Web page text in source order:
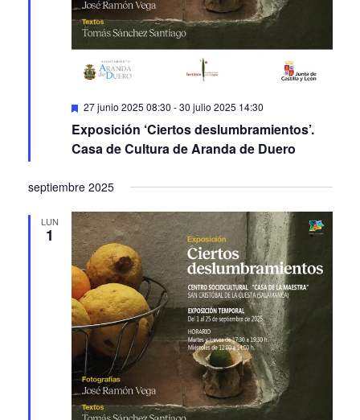
Featured
27 junio 2025 08:30 -30 julio 2025 14:30
Exposición ‘Ciertos deslumbramientos’.
Casa de Cultura de Aranda de Duero
septiembre 2025
LUN
1